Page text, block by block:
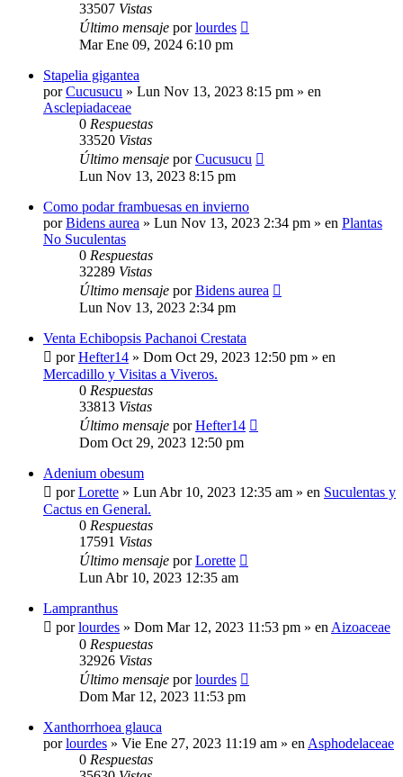
33507 Vistas
Último mensaje porlourdes
Mar Ene 09, 2024 6:10 pm
Stapelia gigantea
porCucusucu » Lun Nov 13, 2023 8:15 pm » en
Asclepiadaceae
0 Respuestas
33520 Vistas
Último mensaje porCucusucu
Lun Nov 13, 2023 8:15 pm
Como podar frambuesas en invierno
porBidens aurea » Lun Nov 13, 2023 2:34 pm » en Plantas
No Suculentas
0 Respuestas
32289 Vistas
Último mensaje porBidens aurea
Lun Nov 13, 2023 2:34 pm
Venta Echibopsis Pachanoi Crestata
porHefter14 » Dom Oct 29, 2023 12:50 pm » en
Mercadillo y Visitas a Viveros.
0 Respuestas
33813 Vistas
Último mensaje porHefter14
Dom Oct 29, 2023 12:50 pm
Adenium obesum
porLorette » Lun Abr 10, 2023 12:35 am » en Suculentas y
Cactus en General.
0 Respuestas
17591 Vistas
Último mensaje porLorette
Lun Abr 10, 2023 12:35 am
Lampranthus
porlourdes » Dom Mar 12, 2023 11:53 pm » en Aizoaceae
0 Respuestas
32926 Vistas
Último mensaje porlourdes
Dom Mar 12, 2023 11:53 pm
Xanthorrhoea glauca
porlourdes » Vie Ene 27, 2023 11:19 am » en Asphodelaceae
0 Respuestas